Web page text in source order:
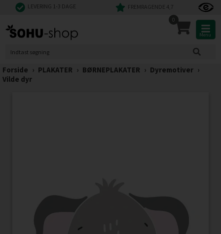
LEVERING 1-3 DAGE FREMRAGENDE 4,7
0
Menu
Forside › PLAKATER › BØRNEPLAKATER › Dyremotiver ›
Vilde dyr